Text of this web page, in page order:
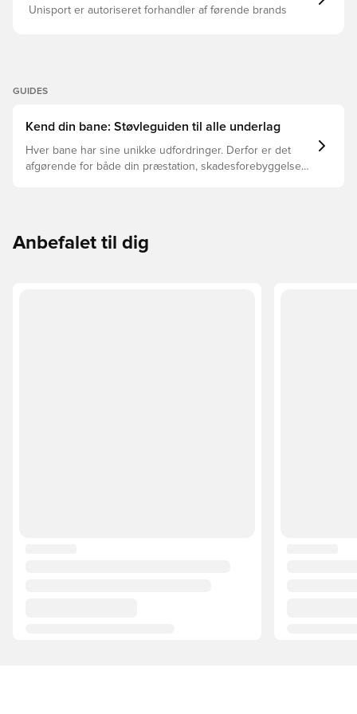
Unisport er autoriseret forhandler af førende brands
GUIDES
Kend din bane: Støvleguiden til alle underlag
Hver bane har sine unikke udfordringer. Derfor er det
afgørende for både din præstation, skadesforebyggelse
Anbefalet til dig